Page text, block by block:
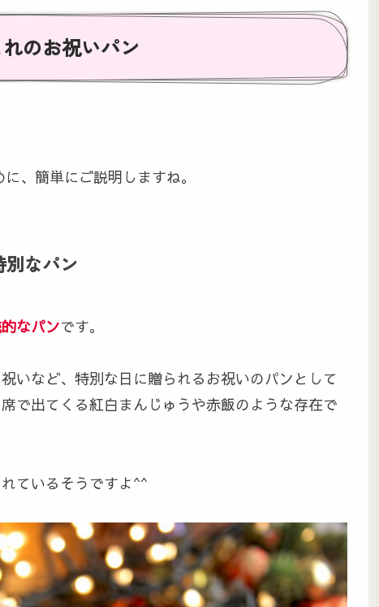
のお祝いパン
、簡単にご説明しますね。
別なパン
なパンです。
いなど、特別な日に贈られるお祝いのパンとして
で出てくる紅白まんじゅうや赤飯のような存在で
ているそうですよ^^